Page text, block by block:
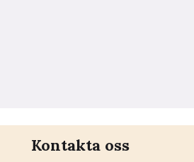
Kontakta oss